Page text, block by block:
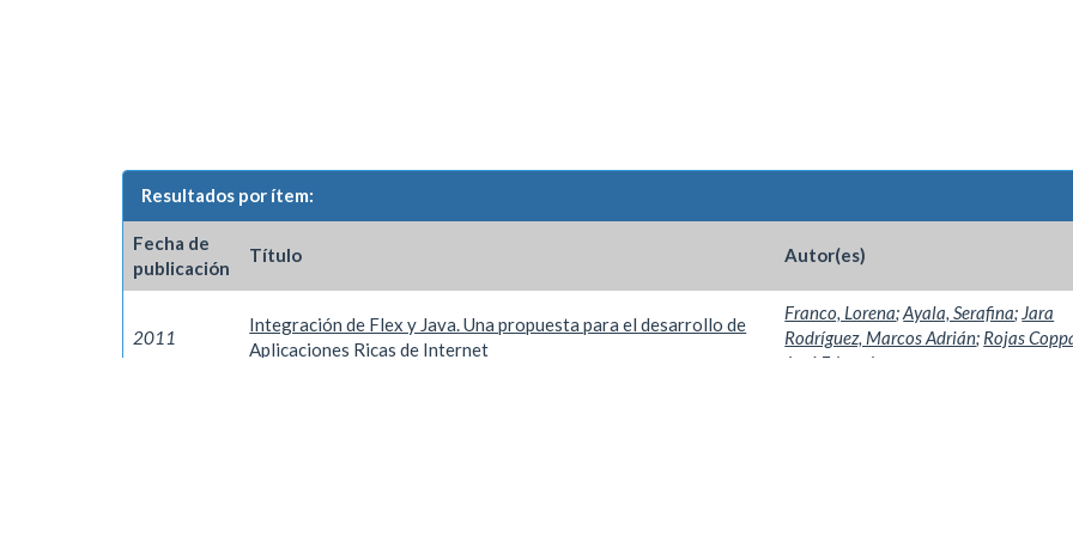
Resultados por ítem:
Fecha de
publicación
Título Autor(es)
2011
Integración de Flex y Java. Una propuesta para el desarrollo de
Aplicaciones Ricas de Internet
Franco, Lorena;Ayala, Serafina; Jara
Rodríguez, Marcos Adrián; Rojas
José Eduardo